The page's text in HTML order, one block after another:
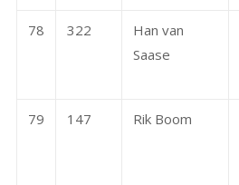
78 322
Han van
Saase
79 147 Rik Boom